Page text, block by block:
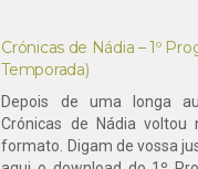
Crónicas de Nádia – 1º
Temporada)
Depois de uma longa
Crónicas de Nádia voltou
formato. Digam de vossa